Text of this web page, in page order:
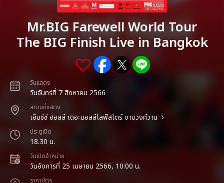
Mr.BIG Farewell World Tour
The BIG Finish Live in Bangkok
วันแสดง
วันจันทร์ที่ 7 สิงหาคม 2566
สถานที่แสดง
เอ็มซีซี ฮอลล์ เดอะมอลล์ไลฟ์สโตร์ งามวงศ์วาน
ประตูเปิด
18.30 น.
วันเปิดจำหน่าย
วันอังคารที่ 25 เมษายน 2566, 10:00 น.
ราคาบัตร